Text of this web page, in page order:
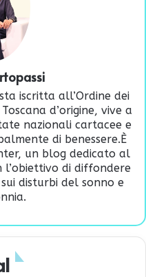
iscritta all’Ordine dei
d’origine, vive a
nazionali cartacee e
di benessere.È
, un blog dedicato al
di diffondere
disturbi del sonno e